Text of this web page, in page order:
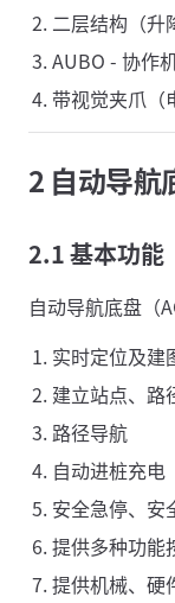
二层结构（升
AUBO - 协作
带视觉夹爪（
2 自动导航
2.1 基本功能
自动导航底盘（
实时定位及建
建立站点、路
路径导航
自动进桩充电
安全急停、安
提供多种功能
提供机械、硬